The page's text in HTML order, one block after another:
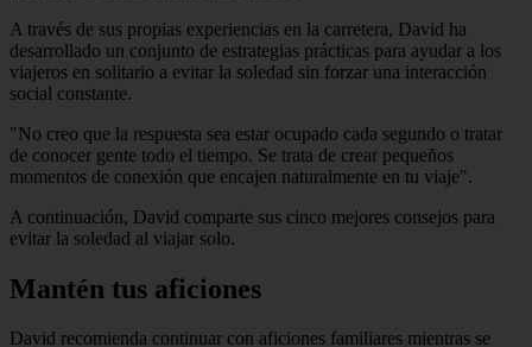
A través de sus propias experiencias en la carretera, David ha
desarrollado un conjunto de estrategias prácticas para ayudar a los
viajeros en solitario a evitar la soledad sin forzar una interacción
social constante.
"No creo que la respuesta sea estar ocupado cada segundo o tratar
de conocer gente todo el tiempo. Se trata de crear pequeños
momentos de conexión que encajen naturalmente en tu viaje".
A continuación, David comparte sus cinco mejores consejos para
evitar la soledad al viajar solo.
Mantén tus aficiones
David recomienda continuar con aficiones familiares mientras se